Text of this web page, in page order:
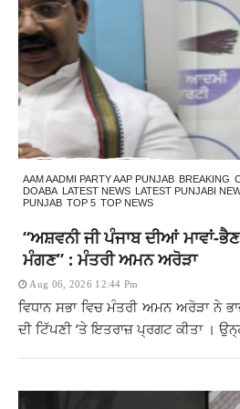
AAM AADMI PARTY AAP PUNJAB BREAKING
DOABA LATEST NEWS LATEST PUNJABI
PUNJAB TOP 5 TOP NEWS
“ਅਸ਼ਵਨੀ ਜੀ ਪੰਜਾਬ ਦੀਆਂ ਮਾਵਾਂ-
ਮੰਗਣ” : ਮੰਤਰੀ ਅਮਨ ਅਰੋੜਾ
Aug 06, 2026 12:44 Pm
ਵਿਧਾਨ ਸਭਾ ਵਿਚ ਮੰਤਰੀ ਅਮਨ ਅਰੋੜਾ ਨੇ
ਦੀ ਟਿੱਪਣੀ ‘ਤੇ ਇਤਰਾਜ਼ ਪ੍ਰਗਟ ਕੀਤਾ ।